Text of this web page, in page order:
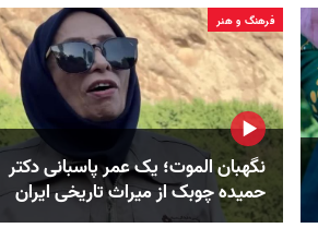
فرهنگ و هنر
نگهبان الموت؛ یک عمر پاسبانی دکتر
حمیده چوبک از میراث تاریخی ایران